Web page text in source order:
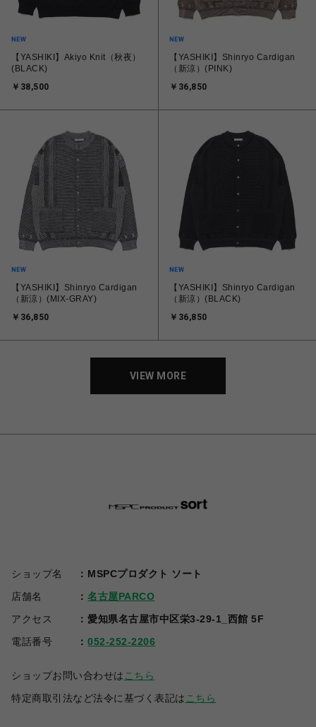
【YASHIKI】Akiyo Knit（秋夜）
(BLACK)
￥38,500
【YASHIKI】Shinryo Cardigan
（新涼）(PINK)
￥36,850
【YASHIKI】Shinryo Cardigan
（新涼）(MIX-GRAY)
￥36,850
【YASHIKI】Shinryo Cardigan
（新涼）(BLACK)
￥36,850
VIEW MORE
ショップ名
MSPCプロダクト ソート
店舗名
名古屋PARCO
アクセス
愛知県名古屋市中区栄3-29-1_西館 5F
電話番号
052-252-2206
ショップお問い合わせは こちら
特定商取引法など法令に基づく表記は こちら